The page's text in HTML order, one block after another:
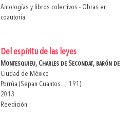
Antologías y libros colectivos - Obras en
coautoría
Del espíritu de las leyes
Montesquieu, Charles de Secondat, barón de
Ciudad de México
Porrúa (Sepan Cuantos...; 191)
2013
Reedición